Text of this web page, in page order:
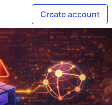
Create account